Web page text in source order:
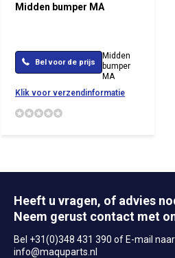
Midden bumper MA
Bel voor de prijs
Midden
bumper
MA
Klik voor verzendinformatie
Heeft u vragen, of advies
Neem gerust contact met
Bel +31(0)348 431 390 of E-mail naar
info@maquparts.nl